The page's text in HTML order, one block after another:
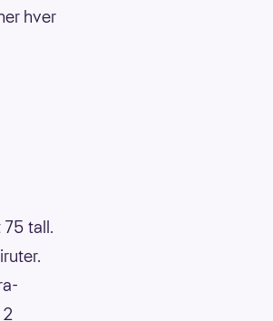
hver
tall.